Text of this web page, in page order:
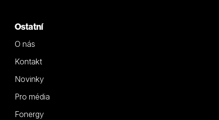
Ostatní
O nás
Kontakt
Novinky
Pro média
Fonergy